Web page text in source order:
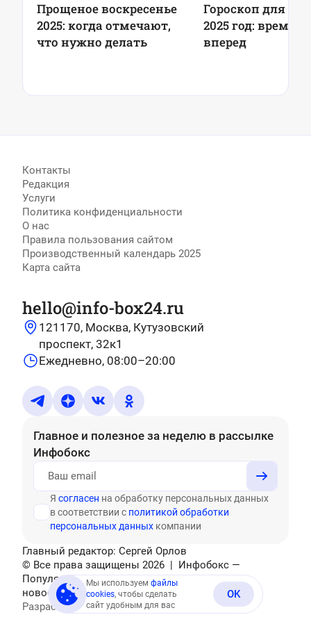
Прощеное воскресенье
2025: когда отмечают,
что нужно делать
Гороскоп для
2025 год: время
вперед
Контакты
Редакция
Услуги
Политика конфиденциальности
О нас
Правила пользования сайтом
Производственный календарь 2025
Карта сайта
hello@info-box24.ru
121170, Москва, Кутузовский
проспект, 32к1
Ежедневно, 08:00–20:00
Главное и полезное за неделю в рассылке
Инфобокс
Я согласен на обработку персональных данных
в соответствии с политикой обработки
персональных данных компании
Главный редактор: Сергей Орлов
© Все права защищены 2026 | Инфобокс —
Популярные тесты, головоломки, актуальные
новости
РазработаноMediatex
Мы используем файлы
cookies, чтобы сделать
сайт удобным для вас
OK